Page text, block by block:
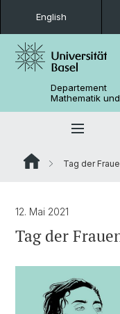
English
Departement
Mathematik
Tag der
12. Mai 2021
Tag der